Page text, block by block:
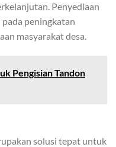
Penyediaan
peningkatan
masyarakat desa.
Pengisian Tandon
solusi tepat untuk